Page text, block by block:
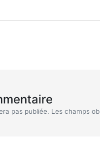
pas publiée. Les champs